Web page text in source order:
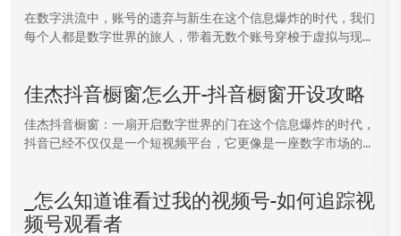
在数字洪流中，账号的遗弃与新生在这个信息爆炸的时代，我们
每个人都是数字世界的旅人，带着无数个账号穿梭于虚拟与现...
佳杰抖音橱窗怎么开-抖音橱窗开设攻略
佳杰抖音橱窗：一扇开启数字世界的门在这个信息爆炸的时代，
抖音已经不仅仅是一个短视频平台，它更像是一座数字市场的...
_怎么知道谁看过我的视频号-如何追踪视
频号观看者